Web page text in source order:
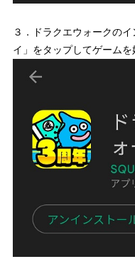
３．ドラクエウォークの
イ」をタップしてゲームを